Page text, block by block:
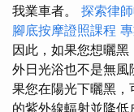
我業車者。 探索律
腳底按摩證照課程
因此，如果您想曬
外日光浴也不是無
果您在陽光下曬黑
的紫外線輻射並降